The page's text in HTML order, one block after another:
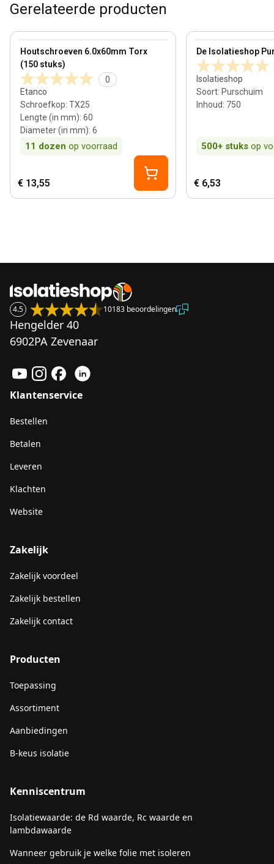
Gerelateerde producten
Houtschroeven 6.0x60mm Torx
(150 stuks)
0
Etanco
Schroefkop: TX25
Lengte (in mm): 60
Diameter (in mm): 6
11 dozen op voorraad
View product
€ 13,55
De Isolatieshop
Isolatieshop
Soort: Purschuim
Inhoud: 750
500+ stuks op
View product
€ 6,53
4.5 10183 beoordelingen
Hengelder 40
6902PA Zevenaar
Klantenservice
Bestellen
Betalen
Leveren
Klachten
Website
Zakelijk
Zakelijk voordeel
Zakelijk bestellen
Zakelijk contact
Producten
Toepassing
Assortiment
Aanbiedingen
B-keus isolatie
Kenniscentrum
Isolatiewaarde: de Rd waarde, Rc waarde en
lambdawaarde
Wanneer gebruik je welke folie met isoleren